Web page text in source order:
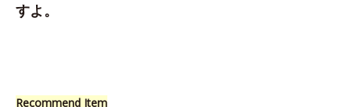
すよ。
Recommend Item